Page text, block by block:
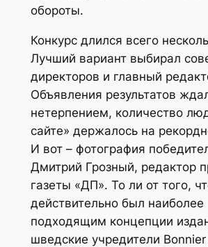
обороты.
Конкурс длился всего
Лучший вариант выбирал
директоров и главный
Объявления результатов
нетерпением, количество
сайте» держалось на
И вот – фотография
Дмитрий Грозный, редактор
газеты «ДП». То ли от того,
действительно был наиболее
подходящим концепции
шведские учредители